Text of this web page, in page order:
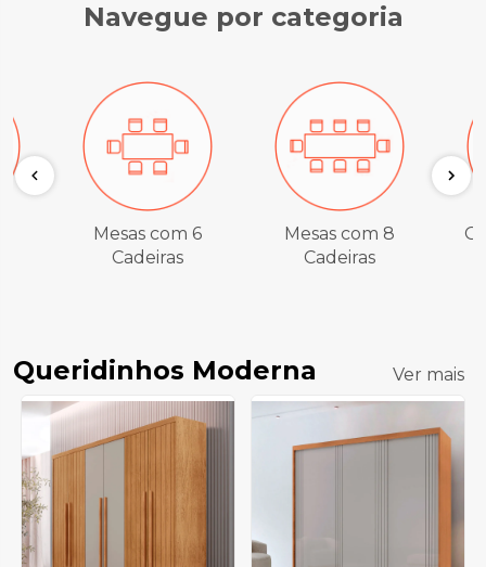
Navegue por categoria
Mesas com 6
Cadeiras
Mesas com 8
Cadeiras
Queridinhos Moderna Ver mais